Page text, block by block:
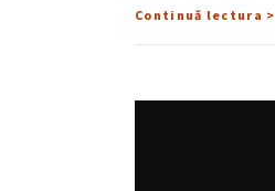
Continuă lectura >